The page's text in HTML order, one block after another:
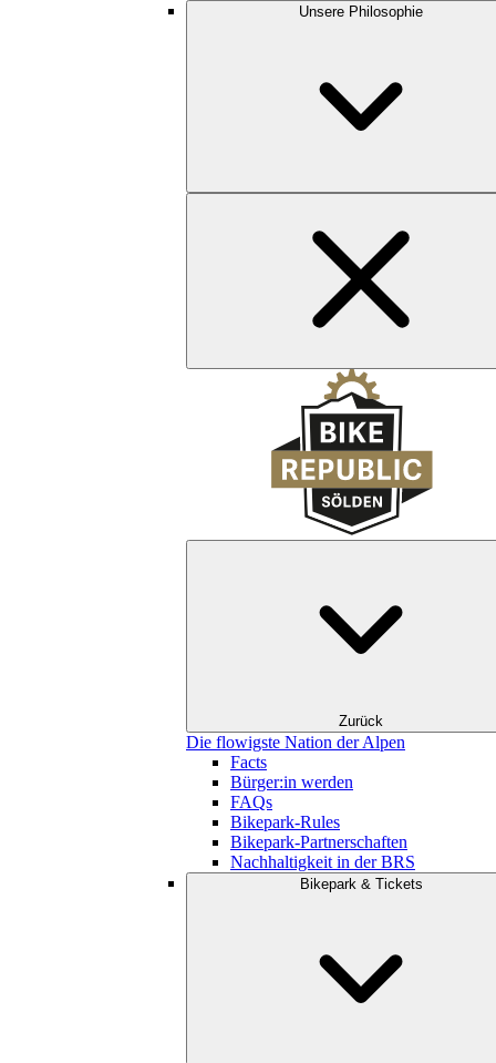
Unsere Philosophie
Zurück
Die flowigste Nation der Alpen
Facts
Bürger:in werden
FAQs
Bikepark-Rules
Bikepark-Partnerschaften
Nachhaltigkeit in der BRS
Bikepark & Tickets